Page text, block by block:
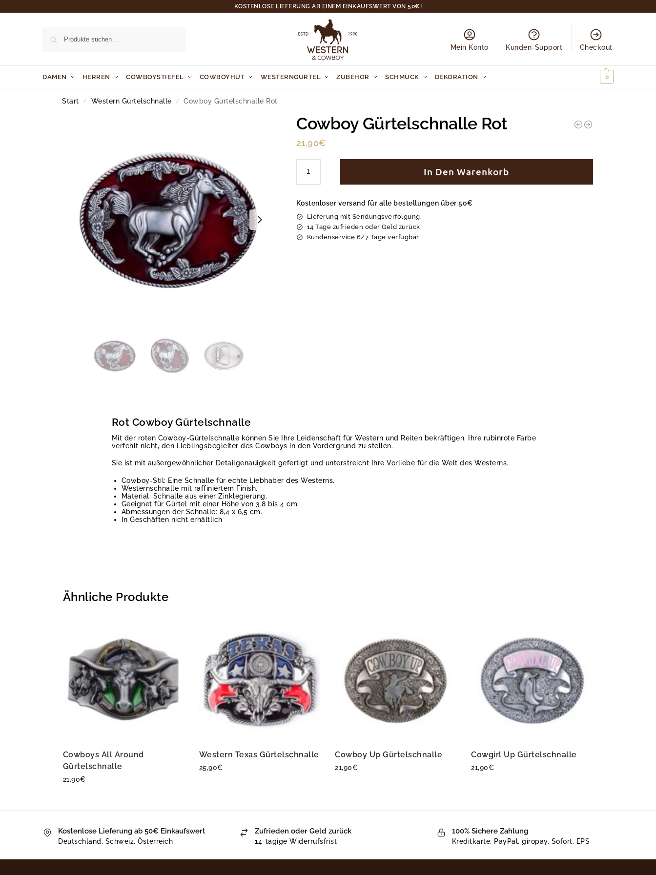
KOSTENLOSE LIEFERUNG AB EINEM EINKAUFSWERT VON 50€!
Mein Konto Kunden-Support Checkout
DAMEN HERREN COWBOYSTIEFEL COWBOYHUT WESTERNGÜRTEL ZUBEHÖR SCHMUCK DEKORATION 0
Start / Western Gürtelschnalle / Cowboy Gürtelschnalle Rot
Cowboy Gürtelschnalle Rot
21,90€
In Den Warenkorb
Kostenloser versand für alle bestellungen über 50€
Lieferung mit Sendungsverfolgung.
14 Tage zufrieden oder Geld zurück
Kundenservice 6/7 Tage verfügbar
Rot Cowboy Gürtelschnalle
Mit der roten Cowboy-Gürtelschnalle können Sie Ihre Leidenschaft für Western und Reiten bekräftigen. Ihre rubinrote Farbe
verfehlt nicht, den Lieblingsbegleiter des Cowboys in den Vordergrund zu stellen.
Sie ist mit außergewöhnlicher Detailgenauigkeit gefertigt und unterstreicht Ihre Vorliebe für die Welt des Westerns.
Cowboy-Stil: Eine Schnalle für echte Liebhaber des Westerns.
Westernschnalle mit raffiniertem Finish.
Material: Schnalle aus einer Zinklegierung.
Geeignet für Gürtel mit einer Höhe von 3,8 bis 4 cm.
Abmessungen der Schnalle: 8,4 x 6,5 cm.
In Geschäften nicht erhältlich
Ähnliche Produkte
Cowboys All Around
Gürtelschnalle
21,90€
Western Texas Gürtelschnalle
25,90€
Cowboy Up Gürtelschnalle
21,90€
Cowgirl Up Gürtelschnalle
21,90€
Kostenlose Lieferung ab 50€ Einkaufswert
Deutschland, Schweiz, Österreich
Zufrieden oder Geld zurück
14-tägige Widerrufsfrist
100% Sichere Zahlung
Kreditkarte, PayPal, giropay, Sofort, EPS